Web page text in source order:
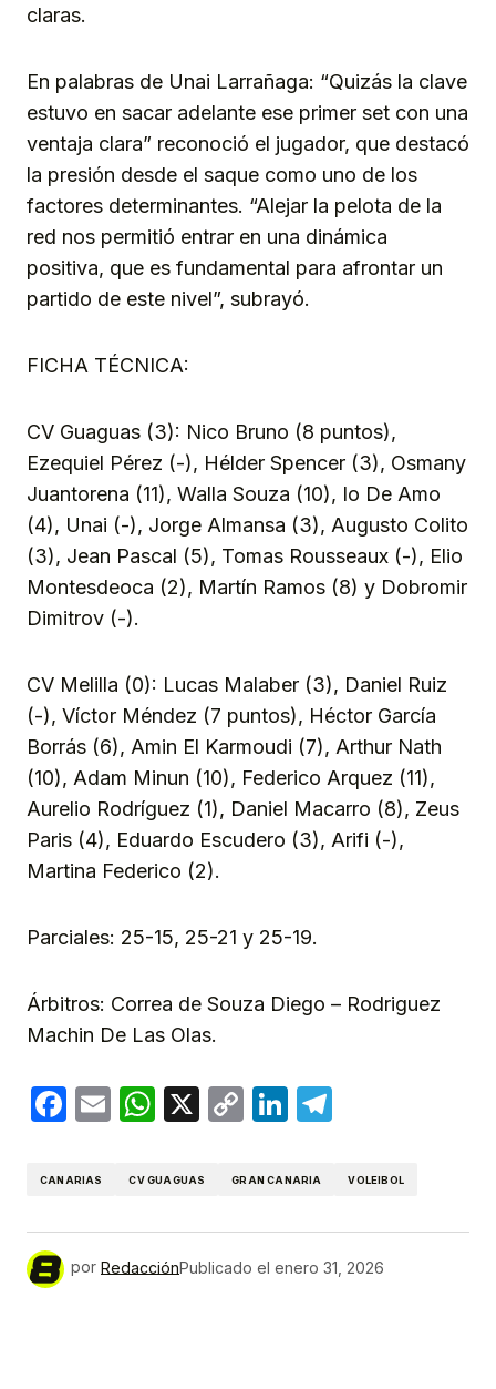
claras.
En palabras de Unai Larrañaga: “Quizás la clave
estuvo en sacar adelante ese primer set con una
ventaja clara” reconoció el jugador, que destacó
la presión desde el saque como uno de los
factores determinantes. “Alejar la pelota de la
red nos permitió entrar en una dinámica
positiva, que es fundamental para afrontar un
partido de este nivel”, subrayó.
FICHA TÉCNICA:
CV Guaguas (3): Nico Bruno (8 puntos),
Ezequiel Pérez (-), Hélder Spencer (3), Osmany
Juantorena (11), Walla Souza (10), Io De Amo
(4), Unai (-), Jorge Almansa (3), Augusto Colito
(3), Jean Pascal (5), Tomas Rousseaux (-), Elio
Montesdeoca (2), Martín Ramos (8) y Dobromir
Dimitrov (-).
CV Melilla (0): Lucas Malaber (3), Daniel Ruiz
(-), Víctor Méndez (7 puntos), Héctor García
Borrás (6), Amin El Karmoudi (7), Arthur Nath
(10), Adam Minun (10), Federico Arquez (11),
Aurelio Rodríguez (1), Daniel Macarro (8), Zeus
Paris (4), Eduardo Escudero (3), Arifi (-),
Martina Federico (2).
Parciales: 25-15, 25-21 y 25-19.
Árbitros: Correa de Souza Diego – Rodriguez
Machin De Las Olas.
Facebook
EmailWhatsApp
X
CopyLinkedIn
CANARIAS CV GUAGUAS GRAN CANARIA VOLEIBOL
por RedacciónPublicado el enero 31, 2026